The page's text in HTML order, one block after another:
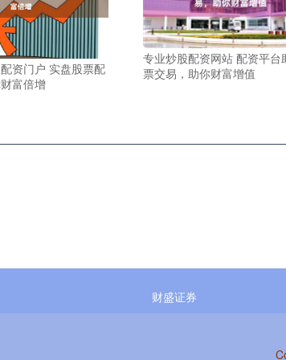
资门户 实盘股票配
富倍增
专业炒股配资网站 配资平台
票交易，助你财富增值
财盛证券